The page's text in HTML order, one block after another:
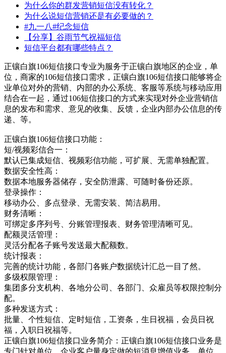
为什么你的群发营销短信没有转化？
为什么说短信营销还是有必要做的？
#九一八#纪念短信
【分享】谷雨节气祝福短信
短信平台都有哪些特点？
正镶白旗106短信接口专业为服务于正镶白旗地区的企业，单
位，商家的106短信接口需求，正镶白旗106短信接口能够将企
业单位对外的营销、内部的办公系统、客服等系统与移动应用
结合在一起，通过106短信接口的方式来实现对外企业营销信
息的发布和需求、意见的收集、反馈，企业内部办公信息的传
递、等。
正镶白旗106短信接口功能：
短/视频彩信合一：
默认已集成短信、视频彩信功能，可扩展、无需单独配置。
数据安全性高：
数据本地服务器储存，安全防泄露、可随时备份还原。
登录操作：
移动办公、多点登录、无需安装、简洁易用。
财务清晰：
可绑定多序列号、分账管理报表、财务管理清晰可见。
配额灵活管理：
灵活分配各子账号发送最大配额数。
统计报表：
完善的统计功能，各部门各账户数据统计汇总一目了然。
多级权限管理：
集团多分支机构、各地分公司、各部门、众雇员等权限控制分
配。
多种发送方式：
批量、个性短信、定时短信，工资条，生日祝福，会员日祝
福，入职日祝福等。
正镶白旗106短信接口业务简介：正镶白旗106短信接口业务是
专门针对单位，企业客户量身定做的短消息增值业务，单位，